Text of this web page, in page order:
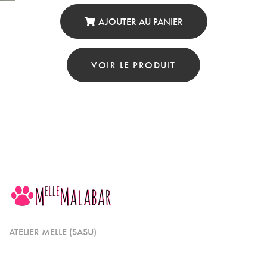
AJOUTER AU PANIER
VOIR LE PRODUIT
ATELIER MELLE (SASU)